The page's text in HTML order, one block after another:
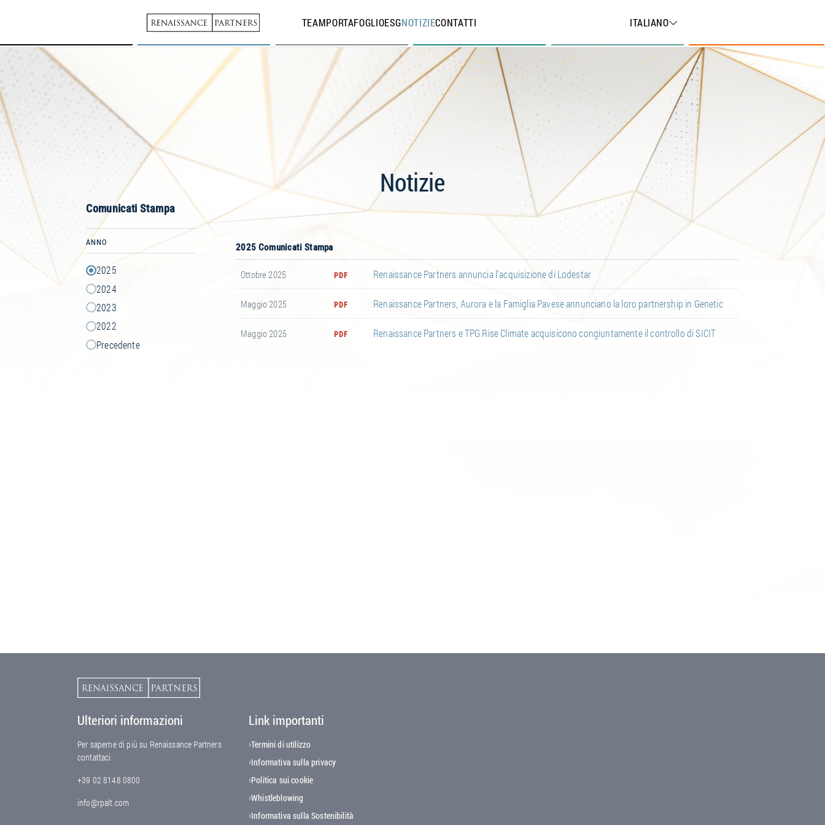
RENAISSANCE
TEAMPORTAFOGLIOESGNOTIZIECONTATTI ITALIANO
Notizie
Comunicati Stampa
ANNO
2025
2024
2023
2022
Precedente
2025 Comunicati Stampa
Ottobre 2025 PDF Renaissance Partners annuncia l’acquisizione di Lodestar
Maggio 2025 PDF Renaissance Partners, Aurora e la Famiglia Pavese annunciano la loro partnership in Genetic
Maggio 2025 PDF Renaissance Partners e TPG Rise Climate acquisicono congiuntamente il controllo di SICIT
Ulteriori informazioni
Per saperne di più su Renaissance Partners
contattaci.
+39 02 8148 0800
info@rpalt.com
Link importanti
Footer menu
Termini di utilizzo
Informativa sulla privacy
Politica sui cookie
Whistleblowing
Informativa sulla Sostenibilità